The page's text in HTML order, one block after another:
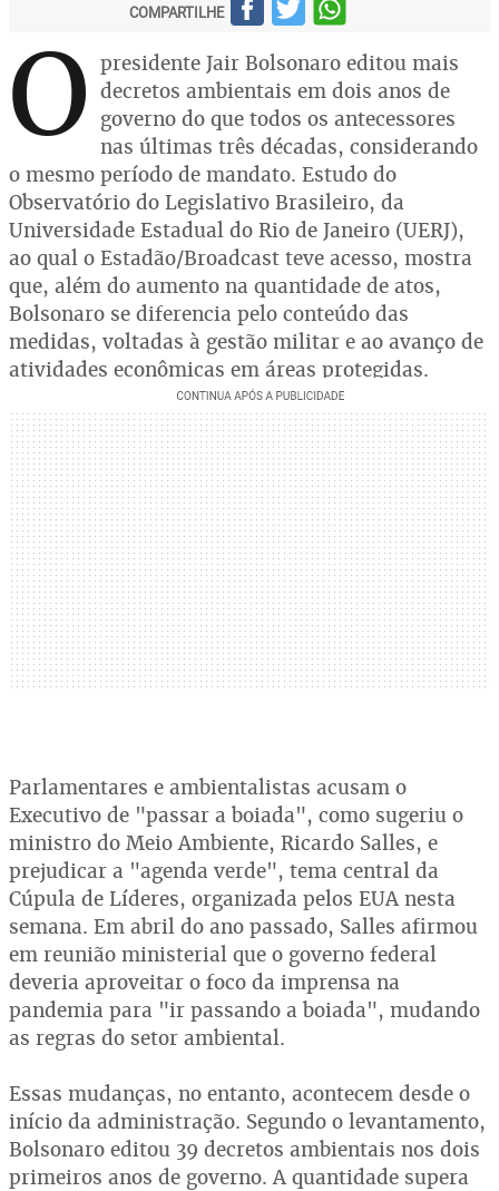
COMPARTILHE
O presidente Jair Bolsonaro editou mais
decretos ambientais em dois anos de
governo do que todos os antecessores
nas últimas três décadas, considerando
o mesmo período de mandato. Estudo do
Observatório do Legislativo Brasileiro, da
Universidade Estadual do Rio de Janeiro (UERJ),
ao qual o Estadão/Broadcast teve acesso, mostra
que, além do aumento na quantidade de atos,
Bolsonaro se diferencia pelo conteúdo das
medidas, voltadas à gestão militar e ao avanço de
atividades econômicas em áreas protegidas.
Parlamentares e ambientalistas acusam o
Executivo de "passar a boiada", como sugeriu o
ministro do Meio Ambiente, Ricardo Salles, e
prejudicar a "agenda verde", tema central da
Cúpula de Líderes, organizada pelos EUA nesta
semana. Em abril do ano passado, Salles afirmou
em reunião ministerial que o governo federal
deveria aproveitar o foco da imprensa na
pandemia para "ir passando a boiada", mudando
as regras do setor ambiental.
Essas mudanças, no entanto, acontecem desde o
início da administração. Segundo o levantamento,
Bolsonaro editou 39 decretos ambientais nos dois
primeiros anos de governo. A quantidade supera